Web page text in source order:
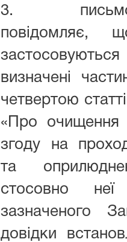
3. письмову
визначені
четвертою
«Про очищення
згоду на
та
стосовно
зазначеного
довідки